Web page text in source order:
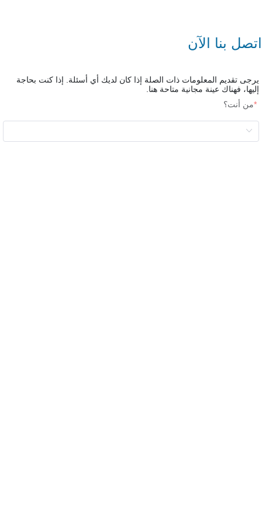
اتصل بنا الآن
يرجى تقديم المعلومات ذات الصلة إذا كان لديك أي أسئلة. إذا كنت بحاجة
إليها، فهناك عينة مجانية متاحة هنا.
من أنت؟